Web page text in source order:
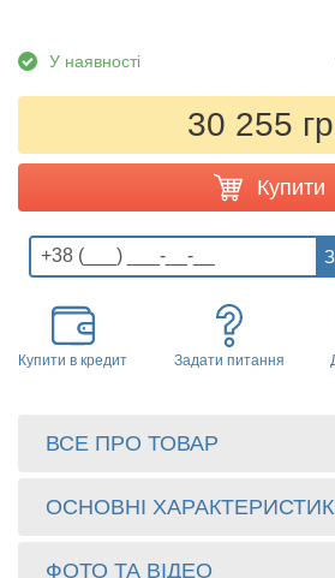
У наявності
30 255
Купити
Купити в кредит Задати питання
ВСЕ ПРО ТОВАР
ОСНОВНІ
ФОТО ТА ВІДЕО